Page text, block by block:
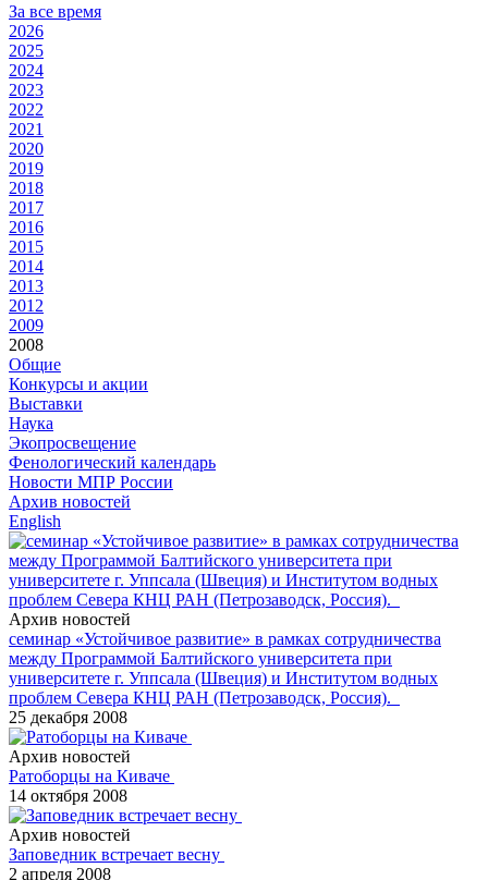
За все время
2026
2025
2024
2023
2022
2021
2020
2019
2018
2017
2016
2015
2014
2013
2012
2009
2008
Общие
Конкурсы и акции
Выставки
Наука
Экопросвещение
Фенологический календарь
Новости МПР России
Архив новостей
English
Архив новостей
семинар «Устойчивое развитие» в рамках сотрудничества
между Программой Балтийского университета при
университете г. Уппсала (Швеция) и Институтом водных
проблем Севера КНЦ РАН (Петрозаводск, Россия).
25 декабря 2008
Архив новостей
Ратоборцы на Киваче
14 октября 2008
Архив новостей
Заповедник встречает весну
2 апреля 2008